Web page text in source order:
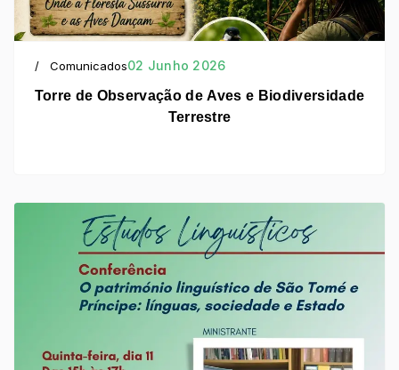
Torre de Observação de Aves e Biodiversidade
Terrestre
Comunicados02 Junho 2026